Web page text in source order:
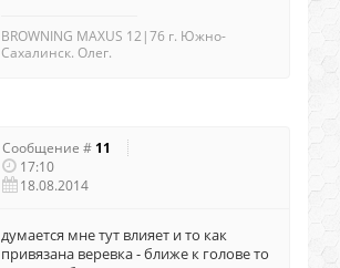
BROWNING MAXUS 12|76 г. Южно-
Сахалинск. Олег.
Сообщение # 11
17:10
18.08.2014
думается мне тут влияет и то как
привязана веревка - ближе к голове то